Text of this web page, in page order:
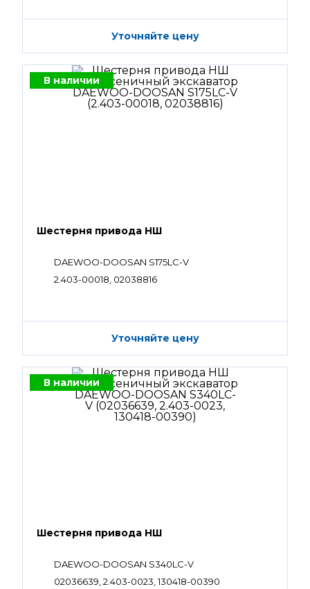
Уточняйте цену
В наличии
Шестерня привода НШ
DAEWOO-DOOSAN S175LC-V
2.403-00018, 02038816
Уточняйте цену
В наличии
Шестерня привода НШ
DAEWOO-DOOSAN S340LC-V
02036639, 2.403-0023, 130418-00390